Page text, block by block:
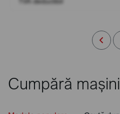
Cumpără